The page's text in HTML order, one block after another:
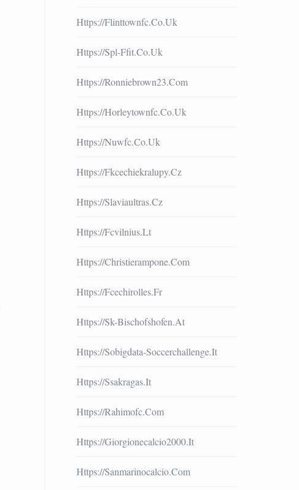
Https://flinttownfc.co.uk
Https://spl-Ffit.co.uk
Https://ronniebrown23.com
Https://horleytownfc.co.uk
Https://nuwfc.co.uk
Https://fkcechiekralupy.cz
Https://slaviaultras.cz
Https://fcvilnius.lt
Https://christierampone.com
Https://fcechirolles.fr
Https://sk-Bischofshofen.at
Https://sobigdata-Soccerchallenge.it
Https://ssakragas.it
Https://rahimofc.com
Https://giorgionecalcio2000.it
Https://sanmarinocalcio.com